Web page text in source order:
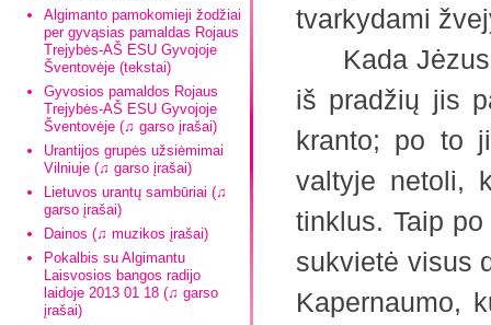
Algimanto pamokomieji žodžiai
per gyvąsias pamaldas Rojaus
Trejybės-AŠ ESU Gyvojoje
Šventovėje (tekstai)
Gyvosios pamaldos Rojaus
Trejybės-AŠ ESU Gyvojoje
Šventovėje (♫ garso įrašai)
Urantijos grupės užsiėmimai
Vilniuje (♫ garso įrašai)
Lietuvos urantų sambūriai (♫
garso įrašai)
Dainos (♫ muzikos įrašai)
Pokalbis su Algimantu
Laisvosios bangos radijo
laidoje 2013 01 18 (♫ garso
įrašai)
tvarkydami
Kada Jėzus
iš pradžių jis
kranto; po to
valtyje netoli,
tinklus. Taip
sukvietė visus
Kapernaumo,